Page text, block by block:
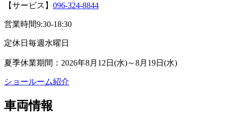
【サービス】 096-324-8844
営業時間9:30-18:30
定休日 毎週水曜日
夏季休業期間：2026年8月12日(水)～8月19日(水)
ショールーム紹介
車両情報